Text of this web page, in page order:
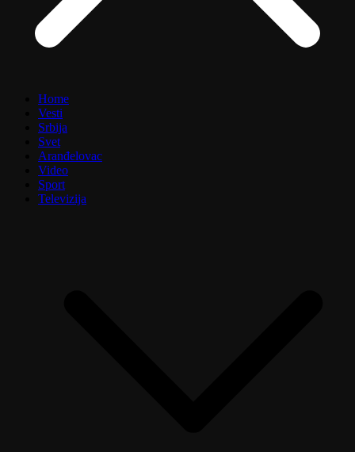
Home
Vesti
Srbija
Svet
Aranđelovac
Video
Sport
Televizija